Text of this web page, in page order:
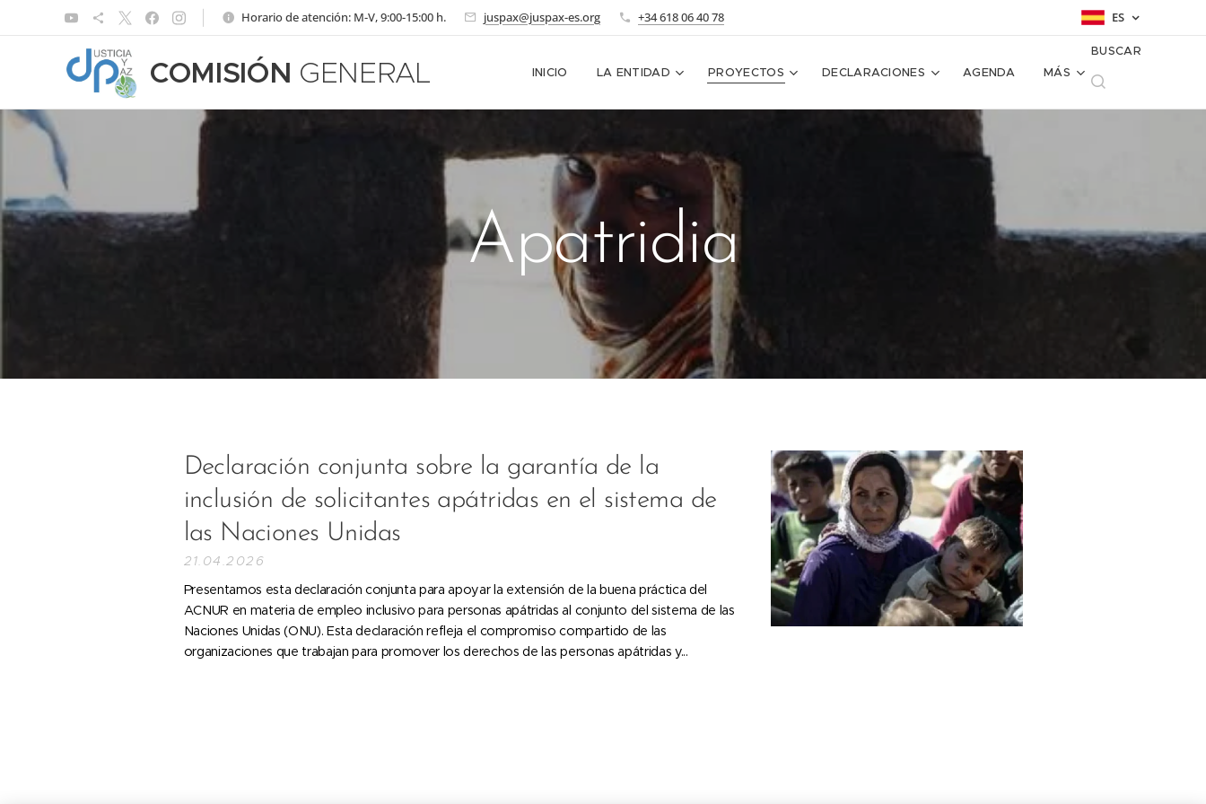
Horario de atención: M-V, 9:00-15:00 h. juspax@juspax-es.org +34 618 06 40 78 ES
COMISIÓN GENERAL INICIO LA ENTIDAD PROYECTOS DECLARACIONES AGENDA MÁS
BUSCAR
Apatridia
Declaración conjunta sobre la garantía de la
inclusión de solicitantes apátridas en el sistema de
las Naciones Unidas
21.04.2026
Presentamos esta declaración conjunta para apoyar la extensión de la buena práctica del
ACNUR en materia de empleo inclusivo para personas apátridas al conjunto del sistema de las
Naciones Unidas (ONU). Esta declaración refleja el compromiso compartido de las
organizaciones que trabajan para promover los derechos de las personas apátridas y...